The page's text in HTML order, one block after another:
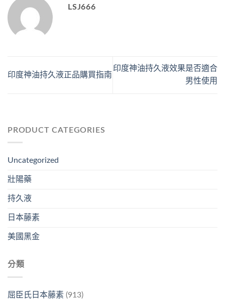
LSJ666
印度神油持久液正品購買指南
印度神油持久液效果是否適合
男性使用
PRODUCT CATEGORIES
Uncategorized
壯陽藥
持久液
日本藤素
美國黑金
分類
屈臣氏日本藤素 (913)